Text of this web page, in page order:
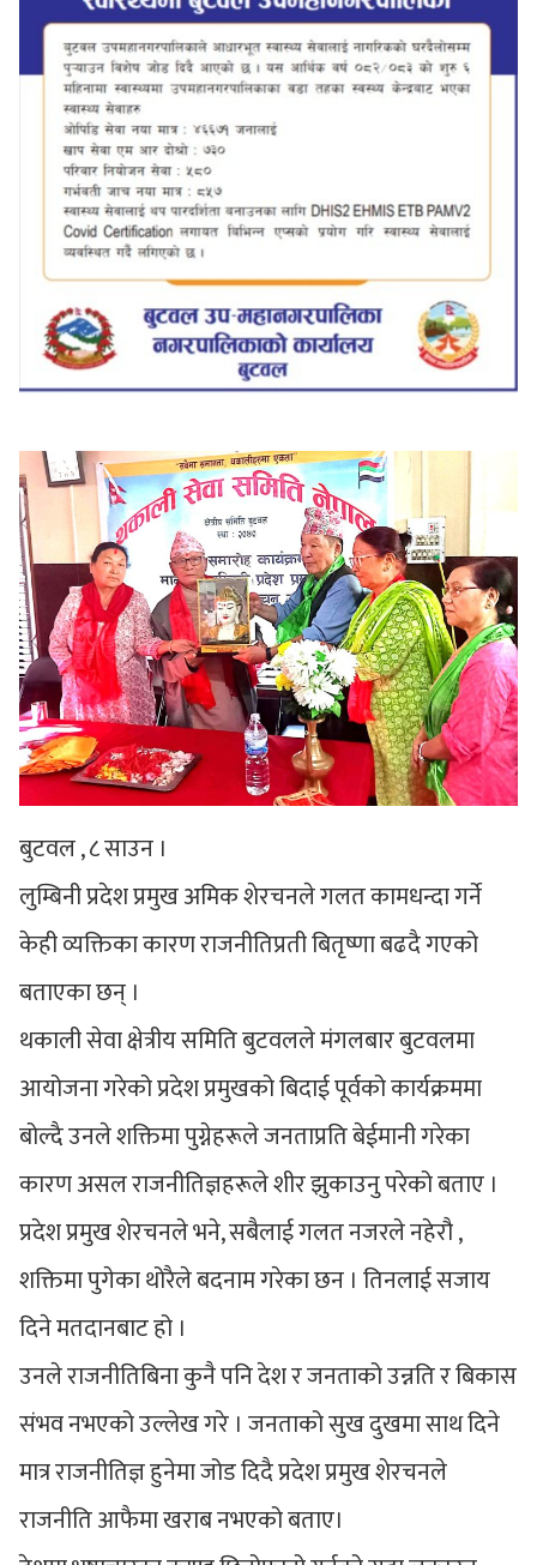
बुटवल , ८ साउन ।
लुम्बिनी प्रदेश प्रमुख अमिक शेरचनले गलत कामधन्दा गर्ने
केही व्यक्तिका कारण राजनीतिप्रती बितृष्णा बढदै गएको
बताएका छन् ।
थकाली सेवा क्षेत्रीय समिति बुटवलले मंगलबार बुटवलमा
आयोजना गरेको प्रदेश प्रमुखको बिदाई पूर्वको कार्यक्रममा
बोल्दै उनले शक्तिमा पुग्नेहरूले जनताप्रति बेईमानी गरेका
कारण असल राजनीतिज्ञहरूले शीर झुकाउनु परेको बताए ।
प्रदेश प्रमुख शेरचनले भने, सबैलाई गलत नजरले नहेरौ ,
शक्तिमा पुगेका थोरैले बदनाम गरेका छन । तिनलाई सजाय
दिने मतदानबाट हो ।
उनले राजनीतिबिना कुनै पनि देश र जनताको उन्नति र बिकास
संभव नभएको उल्लेख गरे । जनताको सुख दुखमा साथ दिने
मात्र राजनीतिज्ञ हुनेमा जोड दिदै प्रदेश प्रमुख शेरचनले
राजनीति आफैमा खराब नभएको बताए।